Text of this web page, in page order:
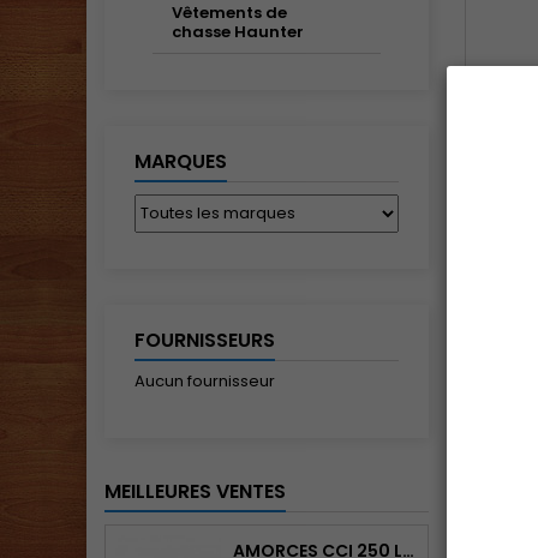
Vêtements de
chasse Haunter
MARQUES
FOURNISSEURS
Aucun fournisseur
MEILLEURES VENTES
AMORCES CCI 250 LARGE RIFLE MAGNUM PLAQUETTES DE 100 AMORCES